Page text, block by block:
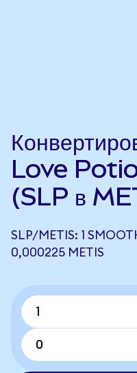
Love
(SLP в
SLP/METIS: 1
0,000225 METIS